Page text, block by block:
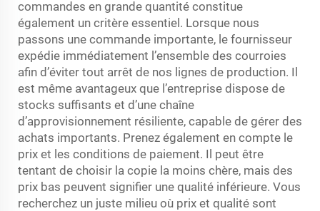
commandes en grande quantité constitue
également un critère essentiel. Lorsque nous
passons une commande importante, le fournisseur
expédie immédiatement l’ensemble des courroies
afin d’éviter tout arrêt de nos lignes de production. Il
est même avantageux que l’entreprise dispose de
stocks suffisants et d’une chaîne
d’approvisionnement résiliente, capable de gérer des
achats importants. Prenez également en compte le
prix et les conditions de paiement. Il peut être
tentant de choisir la copie la moins chère, mais des
prix bas peuvent signifier une qualité inférieure. Vous
recherchez un juste milieu où prix et qualité sont